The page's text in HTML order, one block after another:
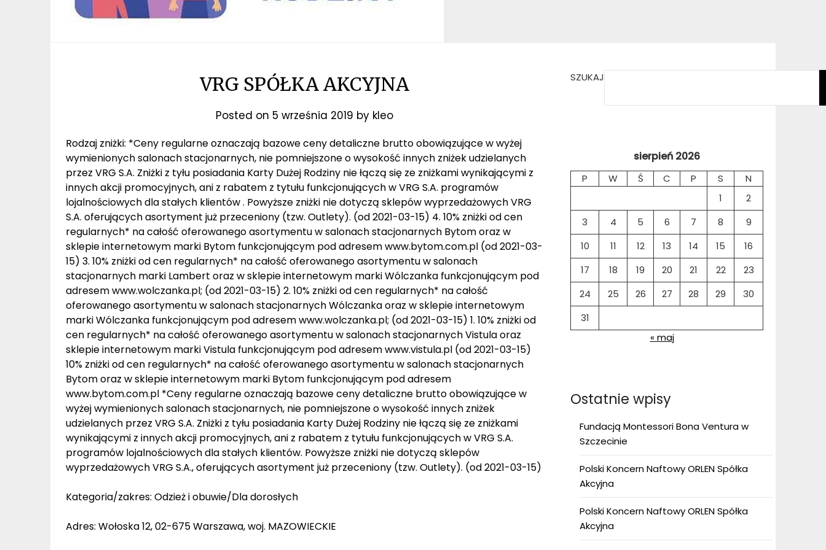
VRG SPÓŁKA AKCYJNA
Posted on 5 września 2019 by kleo
Rodzaj zniżki: *Ceny regularne oznaczają bazowe ceny detaliczne brutto obowiązujące w wyżej
wymienionych salonach stacjonarnych, nie pomniejszone o wysokość innych zniżek udzielanych
przez VRG S.A. Zniżki z tyłu posiadania Karty Dużej Rodziny nie łączą się ze zniżkami wynikającymi z
innych akcji promocyjnych, ani z rabatem z tytułu funkcjonujących w VRG S.A. programów
lojalnościowych dla stałych klientów . Powyższe zniżki nie dotyczą sklepów wyprzedażowych VRG
S.A. oferujących asortyment już przeceniony (tzw. Outlety). (od 2021-03-15) 4. 10% zniżki od cen
regularnych* na całość oferowanego asortymentu w salonach stacjonarnych Bytom oraz w
sklepie internetowym marki Bytom funkcjonującym pod adresem www.bytom.com.pl (od 2021-03-
15) 3. 10% zniżki od cen regularnych* na całość oferowanego asortymentu w salonach
stacjonarnych marki Lambert oraz w sklepie internetowym marki Wólczanka funkcjonującym pod
adresem www.wolczanka.pl; (od 2021-03-15) 2. 10% zniżki od cen regularnych* na całość
oferowanego asortymentu w salonach stacjonarnych Wólczanka oraz w sklepie internetowym
marki Wólczanka funkcjonującym pod adresem www.wolczanka.pl; (od 2021-03-15) 1. 10% zniżki od
cen regularnych* na całość oferowanego asortymentu w salonach stacjonarnych Vistula oraz
sklepie internetowym marki Vistula funkcjonującym pod adresem www.vistula.pl (od 2021-03-15)
10% zniżki od cen regularnych* na całość oferowanego asortymentu w salonach stacjonarnych
Bytom oraz w sklepie internetowym marki Bytom funkcjonującym pod adresem
www.bytom.com.pl *Ceny regularne oznaczają bazowe ceny detaliczne brutto obowiązujące w
wyżej wymienionych salonach stacjonarnych, nie pomniejszone o wysokość innych zniżek
udzielanych przez VRG S.A. Zniżki z tyłu posiadania Karty Dużej Rodziny nie łączą się ze zniżkami
wynikającymi z innych akcji promocyjnych, ani z rabatem z tytułu funkcjonujących w VRG S.A.
programów lojalnościowych dla stałych klientów. Powyższe zniżki nie dotyczą sklepów
wyprzedażowych VRG S.A., oferujących asortyment już przeceniony (tzw. Outlety). (od 2021-03-15)
Kategoria/zakres: Odzież i obuwie/Dla dorosłych
Adres: Wołoska 12, 02-675 Warszawa, woj. MAZOWIECKIE
SZUKAJ
sierpień 2026
P W Ś C P S
N
1
2
3
4 5 6 7 8
9
10
11 12 13 14 15
16
17
18 19 20 21 22
23
24
25 26 27 28 29
30
31
« maj
Ostatnie wpisy
Fundacją Montessori Bona Ventura w
Szczecinie
Polski Koncern Naftowy ORLEN Spółka
Akcyjna
Polski Koncern Naftowy ORLEN Spółka
Akcyjna